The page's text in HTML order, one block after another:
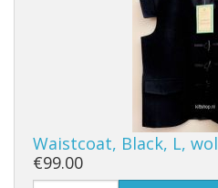
Waistcoat, Black, L, wol
€99.00